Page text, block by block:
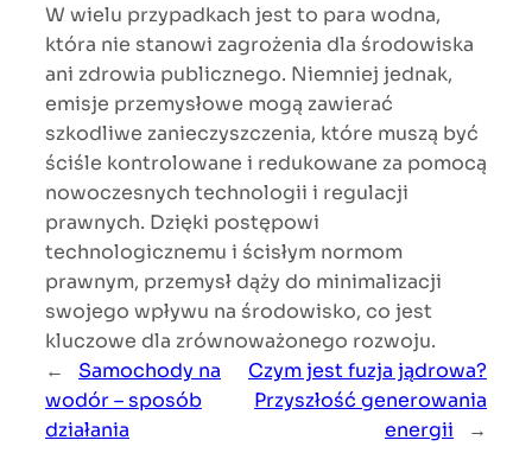
W wielu przypadkach jest to para wodna,
która nie stanowi zagrożenia dla środowiska
ani zdrowia publicznego. Niemniej jednak,
emisje przemysłowe mogą zawierać
szkodliwe zanieczyszczenia, które muszą być
ściśle kontrolowane i redukowane za pomocą
nowoczesnych technologii i regulacji
prawnych. Dzięki postępowi
technologicznemu i ścisłym normom
prawnym, przemysł dąży do minimalizacji
swojego wpływu na środowisko, co jest
kluczowe dla zrównoważonego rozwoju.
←
Samochody na
wodór – sposób
działania
Czym jest fuzja jądrowa?
Przyszłość generowania
energii
→